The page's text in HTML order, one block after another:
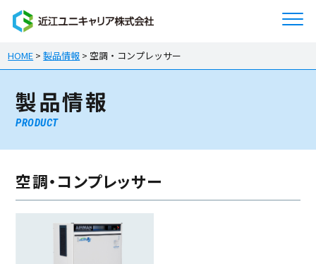
HOME >製品情報 >空調・コンプレッサー
製品情報
PRODUCT
空調・コンプレッサー